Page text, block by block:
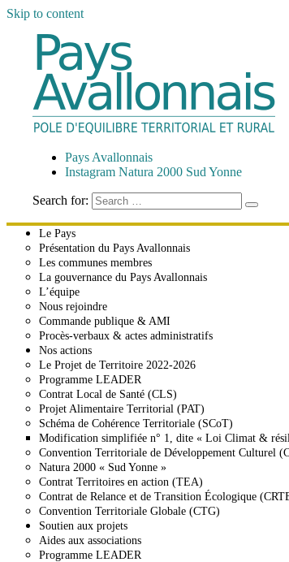
Skip to content
Pays Avallonnais
Pôle d'Équilibre Territorial et Rural
Pays Avallonnais
Instagram Natura 2000 Sud Yonne
Search for:
Le Pays
Présentation du Pays Avallonnais
Les communes membres
La gouvernance du Pays Avallonnais
L’équipe
Nous rejoindre
Commande publique & AMI
Procès-verbaux & actes administratifs
Nos actions
Le Projet de Territoire 2022-2026
Programme LEADER
Contrat Local de Santé (CLS)
Projet Alimentaire Territorial (PAT)
Schéma de Cohérence Territoriale (SCoT)
Modification simplifiée n° 1, dite « Loi Climat &
Convention Territoriale de Développement Culturel
Natura 2000 « Sud Yonne »
Contrat Territoires en action (TEA)
Contrat de Relance et de Transition Écologique
Convention Territoriale Globale (CTG)
Soutien aux projets
Aides aux associations
Programme LEADER